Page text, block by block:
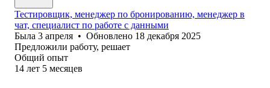
Тестировщик, менеджер по бронированию, менеджер в
чат, специалист по работе с данными
Была 3 апреля • Обновлено 18 декабря 2025
Предложили работу, решает
Общий опыт
14 лет 5 месяцев